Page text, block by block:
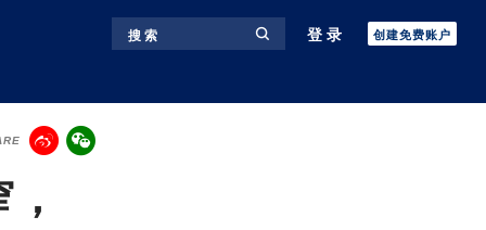
搜 索 登录 创建免费账户